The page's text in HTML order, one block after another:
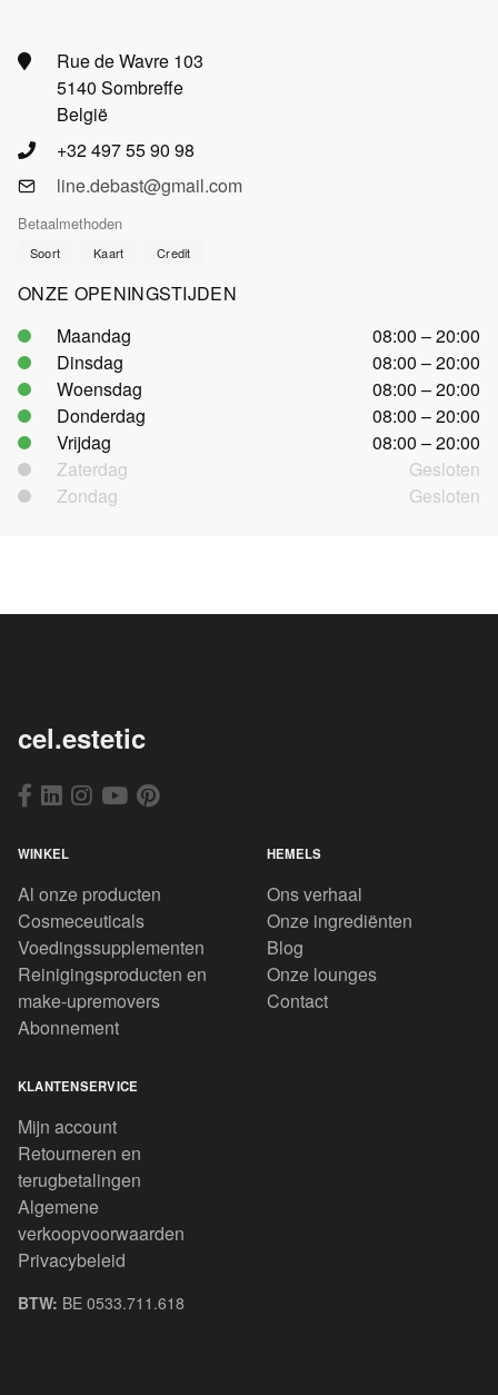
Rue de Wavre 103
5140 Sombreffe
België
+32 497 55 90 98
line.debast@gmail.com
Betaalmethoden
Soort Kaart Credit
ONZE OPENINGSTIJDEN
Maandag
08:00 – 20:00
Dinsdag
08:00 – 20:00
Woensdag
08:00 – 20:00
Donderdag
08:00 – 20:00
Vrijdag
08:00 – 20:00
Zaterdag
Gesloten
Zondag
Gesloten
cel.estetic
WINKEL
Al onze producten
Cosmeceuticals
Voedingssupplementen
Reinigingsproducten en
make-upremovers
Abonnement
HEMELS
Ons verhaal
Onze ingrediënten
Blog
Onze lounges
Contact
KLANTENSERVICE
Mijn account
Retourneren en
terugbetalingen
Algemene
verkoopvoorwaarden
Privacybeleid
BTW: BE 0533.711.618